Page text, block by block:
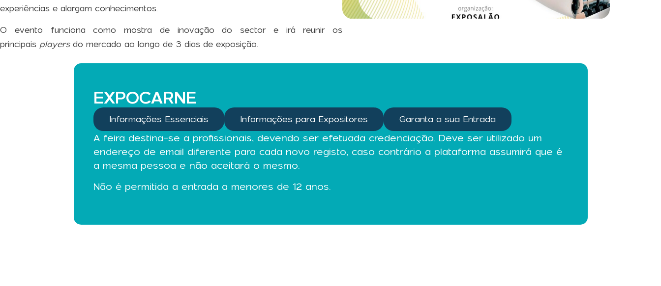
experiências e alargam conhecimentos.
O evento funciona como mostra de inovação do sector e irá reunir os
principais playersdo mercado ao longo de 3 dias de exposição.
EXPOCARNE
Informações Essenciais Informações para Expositores Garanta a sua Entrada
A feira destina-se a profissionais, devendo ser efetuada credenciação. Deve ser utilizado um
endereço de email diferente para cada novo registo, caso contrário a plataforma assumirá que é
a mesma pessoa e não aceitará o mesmo.
Não é permitida a entrada a menores de 12 anos.